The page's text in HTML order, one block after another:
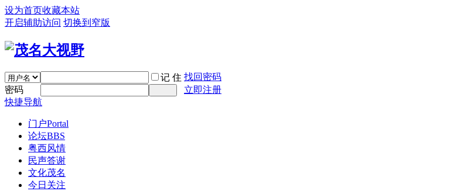
设为首页收藏本站
开启辅助访问 切换到窄版
记 住 找回密码
密码
立即注册
快捷导航
门户Portal
论坛BBS
粤西风情
民声答谢
文化茂名
今日关注